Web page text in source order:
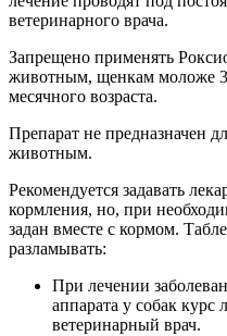
ветеринарного врача.
Запрещено применять
животным, щенкам моложе
месячного возраста.
Препарат не предназначен
животным.
Рекомендуется задавать
кормления, но, при
задан вместе с кормом.
разламывать:
При лечении
аппарата у собак курс
ветеринарный врач.